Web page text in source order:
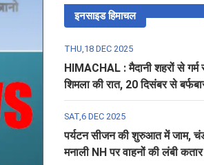
इनसाइड हिमाचल
THU,18 DEC 2025
HIMACHAL : मैदानी शहरों से गर्म
शिमला की रात, 20 दिसंबर से
अलर्ट
SAT,6 DEC 2025
पर्यटन सीजन की शुरुआत में जाम,
मनाली NH पर वाहनों की लंबी कतार